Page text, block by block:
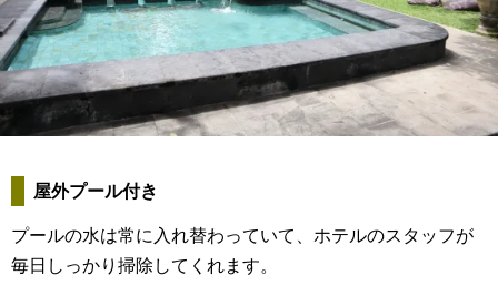
屋外プール付き
プールの水は常に入れ替わっていて、ホテルのスタッフが
毎日しっかり掃除してくれます。